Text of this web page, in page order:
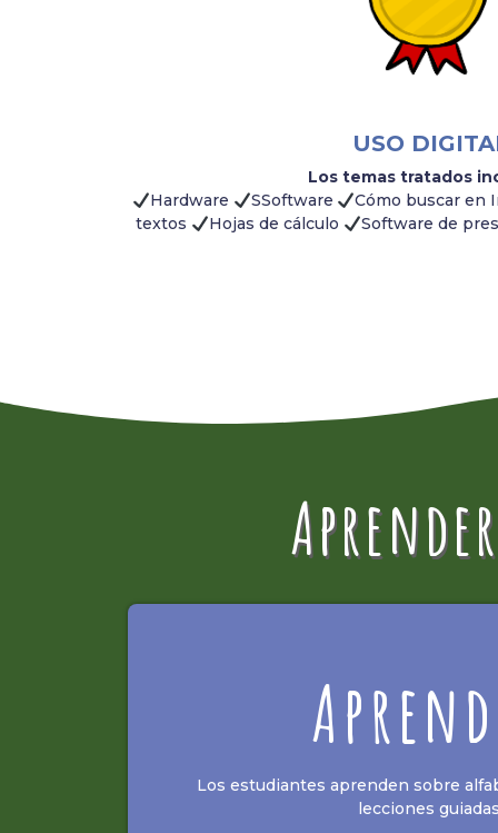
USO
Los temas tratados
Hardware
SSoftware
Cómo buscar
textos
Hojas de cálculo Software de
Los estudiantes aprenden sobre
lecciones